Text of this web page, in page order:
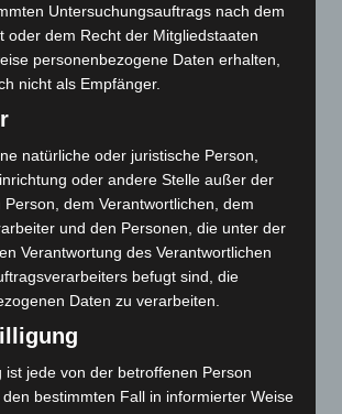
(93)
(89)
(94)
Untersuchungsauftrags nach dem
oder dem Recht der Mitgliedstaaten
personenbezogene Daten erhalten,
nicht als Empfänger.
natürliche oder juristische Person,
oder andere Stelle außer der
Person, dem Verantwortlichen, dem
und den Personen, die unter der
Verantwortung des Verantwortlichen
befugt sind, die
Daten zu verarbeiten.
ist jede von der betroffenen Person
bestimmten Fall in informierter Weise